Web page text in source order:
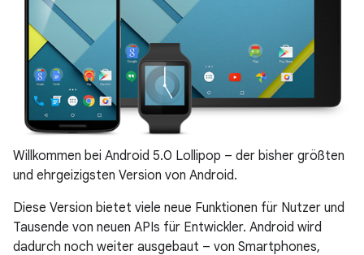
Willkommen bei Android 5.0 Lollipop – der bisher größten
und ehrgeizigsten Version von Android.
Diese Version bietet viele neue Funktionen für Nutzer und
Tausende von neuen APIs für Entwickler. Android wird
dadurch noch weiter ausgebaut – von Smartphones,